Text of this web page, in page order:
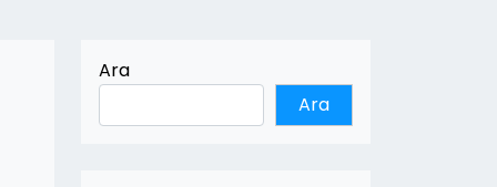
Ara
Ara